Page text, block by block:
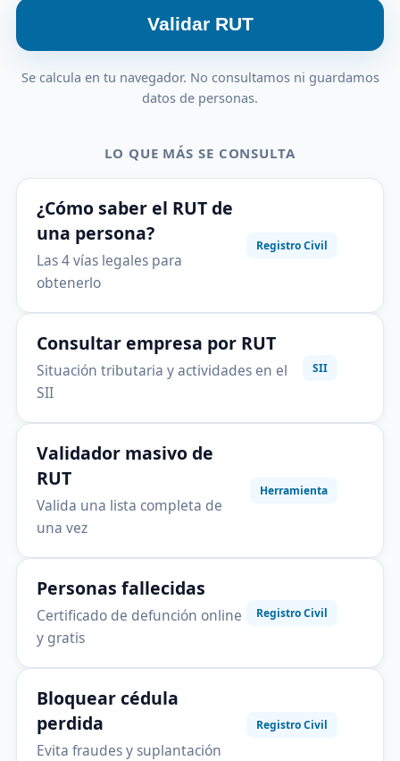
Validar RUT
Se calcula en tu navegador. No consultamos ni guardamos
datos de personas.
LO QUE MÁS SE CONSULTA
¿Cómo saber el RUT de
una persona?
Las 4 vías legales para
obtenerlo
Registro Civil
Consultar empresa por RUT
Situación tributaria y actividades en el
SII
SII
Validador masivo de
RUT
Valida una lista completa de
una vez
Herramienta
Personas fallecidas
Certificado de defunción online
y gratis
Registro Civil
Bloquear cédula
perdida
Evita fraudes y suplantación
Registro Civil